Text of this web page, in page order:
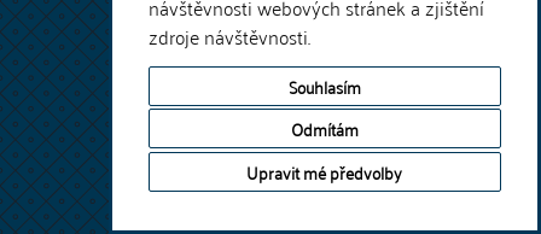
návštěvnosti webových stránek a zjištění
zdroje návštěvnosti.
Souhlasím
Odmítám
Upravit mé předvolby